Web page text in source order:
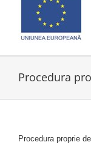
Procedura
Procedura proprie